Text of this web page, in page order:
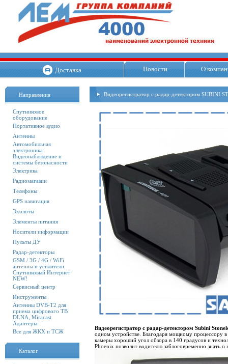
Доставка Новости О
Направления
Спутниковое
оборудование
Портативное аудио
Антенны
Автомобильная
электроника
Видеонаблюдение и
системы безопасности
Электрика
Радиомагазин
Телефоны
GPS навигация
Эхолоты
Элементы питания
Носители информации
Пульты ДУ
Радар-детекторы
GSM / 3G / 4G / WiFi
антенны и усилители
Спутниковый Интернет
NEW!
Сервисный центр
Инструменты
Антенны DVB-T2 для
приема цифрового ТВ
DLNA, Miracast
Адаптеры
Все для ЖКХ и ТСЖ
Каталог
Видеорегистратор с радар-детектором SUBINI
Видеорегистратор с радар-детектором Subini
одном устройстве. Благодаря мощному процессору
камеры хороший угол обзора в 140 градусов и
Phoenix позволит водителю заблоговременно знать